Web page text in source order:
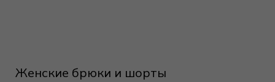
Женские брюки и шорты